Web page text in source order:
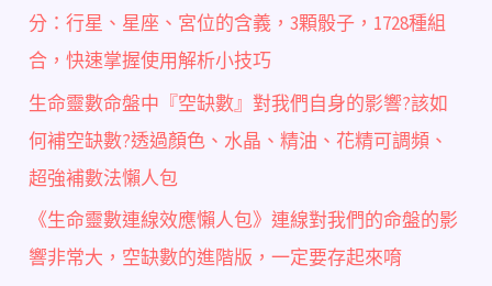
分：行星、星座、宮位的含義，3顆骰子，1728種組
合，快速掌握使用解析小技巧
生命靈數命盤中『空缺數』對我們自身的影響?該如
何補空缺數?透過顏色、水晶、精油、花精可調頻、
超強補數法懶人包
《生命靈數連線效應懶人包》連線對我們的命盤的影
響非常大，空缺數的進階版，一定要存起來唷